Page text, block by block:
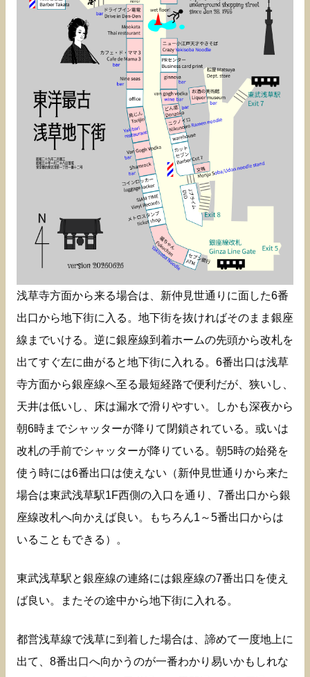
浅草寺方面から来る場合は、新仲見世通りに面した6番
出口から地下街に入る。地下街を抜ければそのまま銀座
線までいける。逆に銀座線到着ホームの先頭から改札を
出てすぐ左に曲がると地下街に入れる。6番出口は浅草
寺方面から銀座線へ至る最短経路で便利だが、狭いし、
天井は低いし、床は漏水で滑りやすい。しかも深夜から
朝6時までシャッターが降りて閉鎖されている。或いは
改札の手前でシャッターが降りている。朝5時の始発を
使う時には6番出口は使えない（新仲見世通りから来た
場合は東武浅草駅1F西側の入口を通り、7番出口から銀
座線改札へ向かえば良い。もちろん1～5番出口からは
いることもできる）。
東武浅草駅と銀座線の連絡には銀座線の7番出口を使え
ば良い。またその途中から地下街に入れる。
都営浅草線で浅草に到着した場合は、諦めて一度地上に
出て、8番出口へ向かうのが一番わかり易いかもしれな